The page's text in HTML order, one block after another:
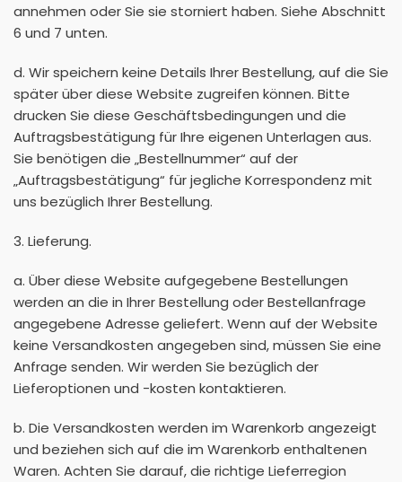
annehmen oder Sie sie storniert haben. Siehe Abschnitt
6 und 7 unten.
d. Wir speichern keine Details Ihrer Bestellung, auf die Sie
später über diese Website zugreifen können. Bitte
drucken Sie diese Geschäftsbedingungen und die
Auftragsbestätigung für Ihre eigenen Unterlagen aus.
Sie benötigen die „Bestellnummer“ auf der
„Auftragsbestätigung“ für jegliche Korrespondenz mit
uns bezüglich Ihrer Bestellung.
3. Lieferung.
a. Über diese Website aufgegebene Bestellungen
werden an die in Ihrer Bestellung oder Bestellanfrage
angegebene Adresse geliefert. Wenn auf der Website
keine Versandkosten angegeben sind, müssen Sie eine
Anfrage senden. Wir werden Sie bezüglich der
Lieferoptionen und -kosten kontaktieren.
b. Die Versandkosten werden im Warenkorb angezeigt
und beziehen sich auf die im Warenkorb enthaltenen
Waren. Achten Sie darauf, die richtige Lieferregion